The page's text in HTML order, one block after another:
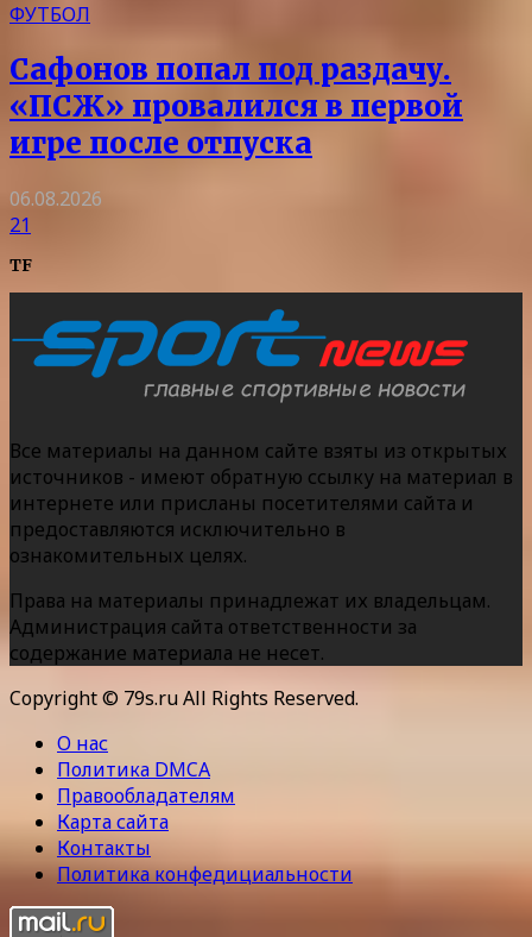
ФУТБОЛ
Сафонов попал под раздачу.
«ПСЖ» провалился в первой
игре после отпуска
06.08.2026
21
TF
Все материалы на данном сайте взяты из открытых
источников - имеют обратную ссылку на материал в
интернете или присланы посетителями сайта и
предоставляются исключительно в
ознакомительных целях.
Права на материалы принадлежат их владельцам.
Администрация сайта ответственности за
содержание материала не несет.
Copyright © 79s.ru All Rights Reserved.
О нас
Политика DMCA
Правообладателям
Карта сайта
Контакты
Политика конфедициальности